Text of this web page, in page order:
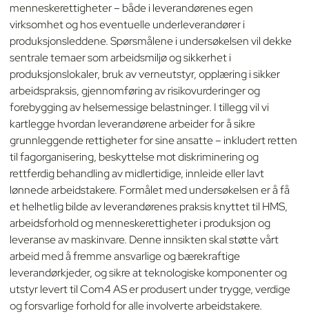
menneskerettigheter – både i leverandørenes egen
virksomhet og hos eventuelle underleverandører i
produksjonsleddene. Spørsmålene i undersøkelsen vil dekke
sentrale temaer som arbeidsmiljø og sikkerhet i
produksjonslokaler, bruk av verneutstyr, opplæring i sikker
arbeidspraksis, gjennomføring av risikovurderinger og
forebygging av helsemessige belastninger. I tillegg vil vi
kartlegge hvordan leverandørene arbeider for å sikre
grunnleggende rettigheter for sine ansatte – inkludert retten
til fagorganisering, beskyttelse mot diskriminering og
rettferdig behandling av midlertidige, innleide eller lavt
lønnede arbeidstakere. Formålet med undersøkelsen er å få
et helhetlig bilde av leverandørenes praksis knyttet til HMS,
arbeidsforhold og menneskerettigheter i produksjon og
leveranse av maskinvare. Denne innsikten skal støtte vårt
arbeid med å fremme ansvarlige og bærekraftige
leverandørkjeder, og sikre at teknologiske komponenter og
utstyr levert til Com4 AS er produsert under trygge, verdige
og forsvarlige forhold for alle involverte arbeidstakere.